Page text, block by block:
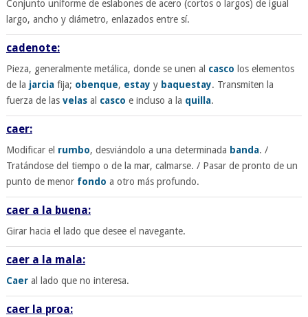
Conjunto uniforme de eslabones de acero (cortos o largos) de igual
largo, ancho y diámetro, enlazados entre sí.
cadenote:
Pieza, generalmente metálica, donde se unen al casco los elementos
de la jarciafija; obenque, estay y baquestay. Transmiten la
fuerza de las velasal casco e incluso a la quilla.
caer:
Modificar el rumbo, desviándolo a una determinada banda. /
Tratándose del tiempo o de la mar, calmarse. / Pasar de pronto de un
punto de menor fondo a otro más profundo.
caer a la buena:
Girar hacia el lado que desee el navegante.
caer a la mala:
Caeral lado que no interesa.
caer la proa: